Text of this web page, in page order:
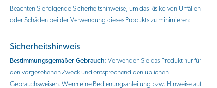
Beachten Sie folgende Sicherheitshinweise, um das Risiko von Unfällen
oder Schäden bei der Verwendung dieses Produkts zu minimieren:
Sicherheitshinweis
Bestimmungsgemäßer Gebrauch: Verwenden Sie das Produkt nur für
den vorgesehenen Zweck und entsprechend den üblichen
Gebrauchsweisen. Wenn eine Bedienungsanleitung bzw. Hinweise auf